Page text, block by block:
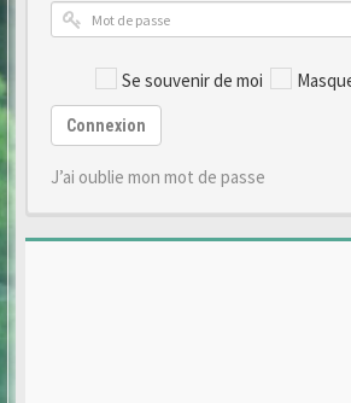
Se souvenir de moi
Connexion
J’ai oublie mon mot de passe